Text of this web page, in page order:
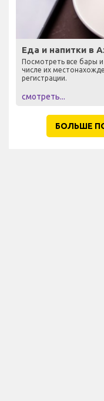
Еда и напитки в
Посмотреть все бары
числе их
регистрации.
смотреть...
БОЛЬШЕ